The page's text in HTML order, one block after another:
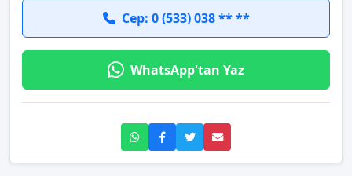
Cep: 0 (533) 038 ** **
WhatsApp'tan Yaz